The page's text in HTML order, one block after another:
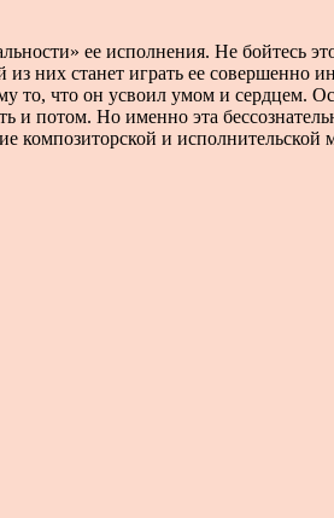
ее исполнения. Не бойтесь
них станет играть ее совершенно
что он усвоил умом и сердцем.
потом. Но именно эта
композиторской и